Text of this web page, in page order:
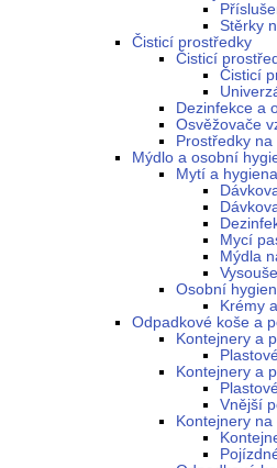
Stěrky
Čisticí prostředky
Čisticí
Čisticí
Dezinfekce a
Osvěžovače
Prostředky
Mýdlo a osobní
Mytí a
Mycí
Mýdla
Osobní
Krémy
Odpadkové koše a
Kontejnery a
Kontejnery a
Vnější
Kontejnery na